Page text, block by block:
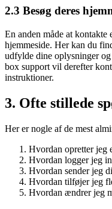
2.3 Besøg deres
En anden måde at kontakte
hjemmeside. Her kan du
udfylde dine oplysninger
box support vil derefter
instruktioner.
3. Ofte stillede
Her er nogle af de mest
Hvordan opretter jeg
Hvordan logger jeg
Hvordan sender jeg
Hvordan tilføjer jeg
Hvordan ændrer jeg